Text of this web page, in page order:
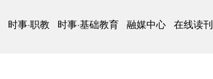
时事·职教 时事·基础教育 融媒中心 在线读刊